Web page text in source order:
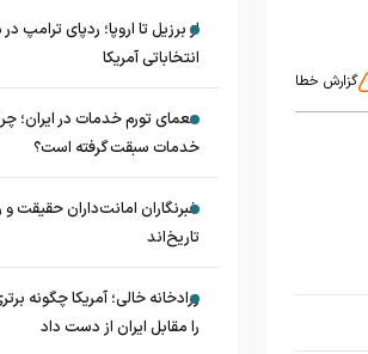
گزارش خطا
از برزیل تا اروپا؛ ردپای ترامپ
انتخاباتی آمریکا
معمای تورم خدمات در ایران؛ چرا
خدمات سبقت گرفته است؟
خبرنگاران امانت‌داران حقیقت
تاریخ‌اند
زرادخانه‌ خالی؛ آمریکا چگونه
را مقابل ایران از دست داد